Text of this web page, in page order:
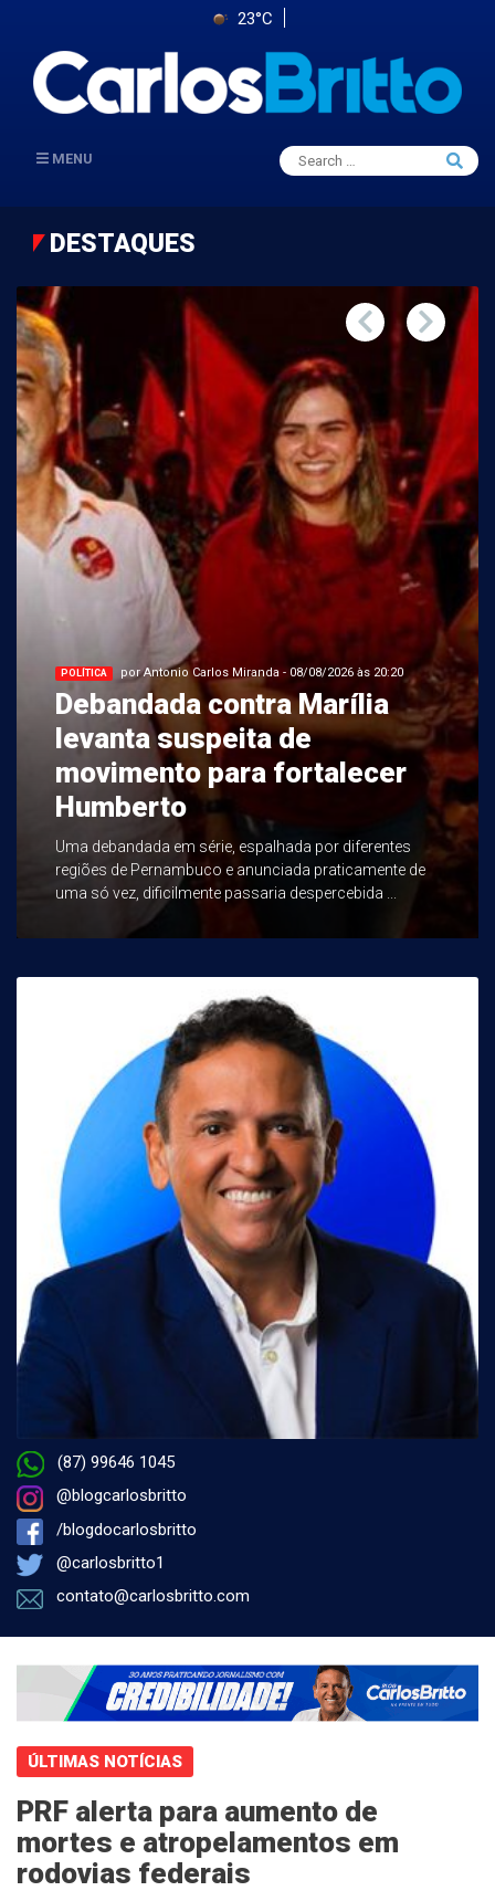
23°C
MENU
Search
for:
Search
DESTAQUES
POLÍTICA por Antonio Carlos Miranda - 08/08/2026 às 20:20
Debandada contra Marília
levanta suspeita de
movimento para fortalecer
Humberto
Uma debandada em série, espalhada por diferentes
regiões de Pernambuco e anunciada praticamente de
uma só vez, dificilmente passaria despercebida ...
(87) 99646 1045
@blogcarlosbritto
/blogdocarlosbritto
@carlosbritto1
contato@carlosbritto.com
ÚLTIMAS NOTÍCIAS
PRF alerta para aumento de
mortes e atropelamentos em
rodovias federais